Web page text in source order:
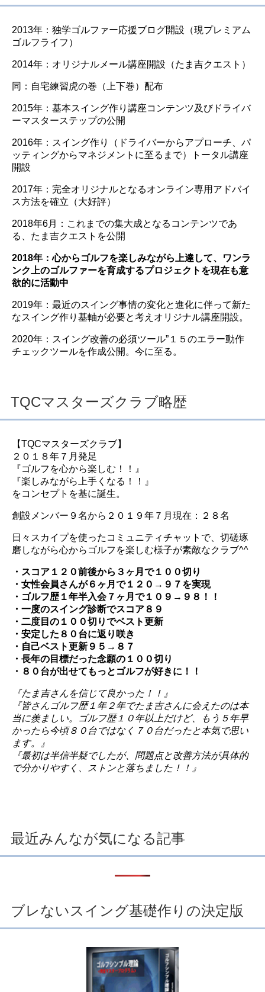
2013年：独学ゴルファー応援ブログ開設（現プレミアム
ゴルフライフ）
2014年：オリジナルメール講座開設（たま吉クエスト）
同：自宅練習虎の巻（上下巻）配布
2015年：基本スイング作り講座コンテンツ及びドライバ
ーマスターステップの公開
2016年：スイング作り（ドライバーからアプローチ、パ
ッティングからマネジメントに至るまで）トータル講座
開設
2017年：完全オリジナルとなるオンライン専用アドバイ
ス方法を確立（大好評）
2018年6月：これまでの集大成となるコンテンツであ
る、たま吉クエストを公開
2018年：心からゴルフを楽しみながら上達して、ワンラ
ンク上のゴルファーを育成するプロジェクトを現在も意
欲的に活動中
2019年：最近のスイング事情の変化と進化に伴って新た
なスイング作り基軸が必要と考えオリジナル講座開設。
2020年：スイング改善の必須ツール”１５のエラー動作
チェックツールを作成公開。今に至る。
TQCマスターズクラブ略歴
【TQCマスターズクラブ】
２０１８年７月発足
『ゴルフを心から楽しむ！！』
『楽しみながら上手くなる！！』
をコンセプトを基に誕生。
創設メンバー９名から２０１９年７月現在：２８名
日々スカイプを使ったコミュニティチャットで、切磋琢
磨しながら心からゴルフを楽しむ様子が素敵なクラブ^^
・スコア１２０前後から３ヶ月で１００切り
・女性会員さんが６ヶ月で１２０→９７を実現
・ゴルフ歴１年半入会７ヶ月で１０９→９８！！
・一度のスイング診断でスコア８９
・二度目の１００切りでベスト更新
・安定した８０台に返り咲き
・自己ベスト更新９５→８７
・長年の目標だった念願の１００切り
・８０台が出せてもっとゴルフが好きに！！
『たま吉さんを信じて良かった！！』
『皆さんゴルフ歴１年２年でたま吉さんに会えたのは本
当に羨ましい。ゴルフ歴１０年以上だけど、もう５年早
かったら今頃８０台ではなく７０台だったと本気で思い
ます。』
『最初は半信半疑でしたが、問題点と改善方法が具体的
で分かりやすく、ストンと落ちました！！』
最近みんなが気になる記事
ブレないスイング基礎作りの決定版